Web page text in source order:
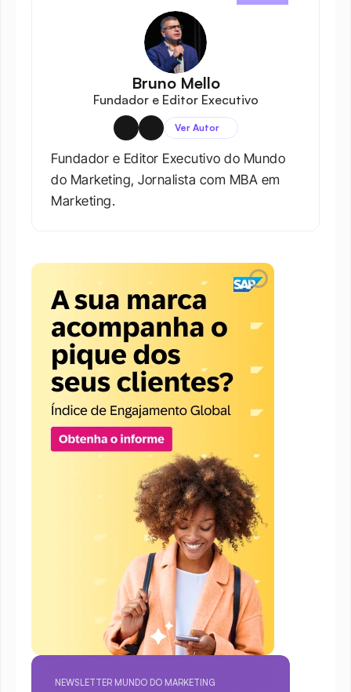
Bruno Mello
Fundador e Editor Executivo
Ver Autor
Fundador e Editor Executivo do Mundo
do Marketing, Jornalista com MBA em
Marketing.
NEWSLETTER MUNDO DO MARKETING